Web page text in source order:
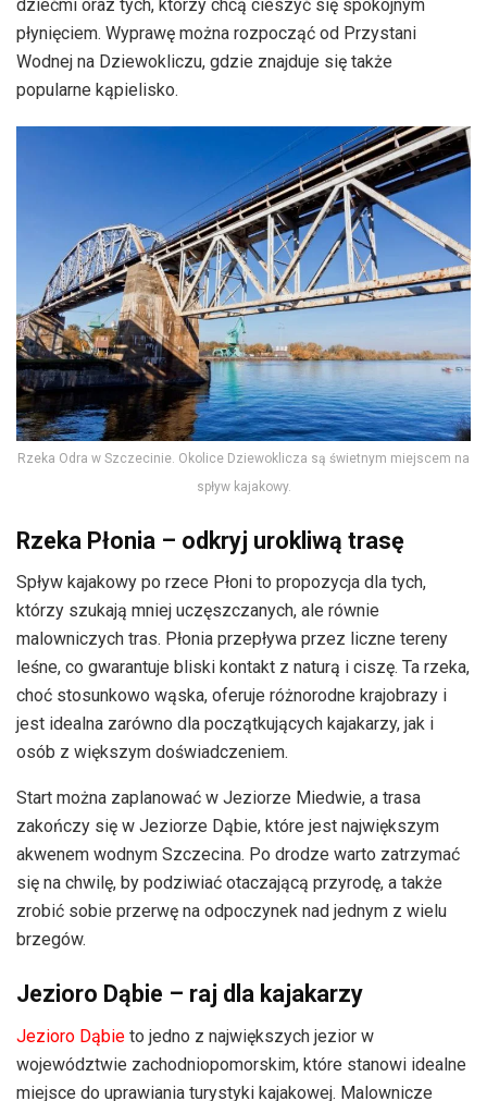
dziećmi oraz tych, którzy chcą cieszyć się spokojnym
płynięciem. Wyprawę można rozpocząć od Przystani
Wodnej na Dziewokliczu, gdzie znajduje się także
popularne kąpielisko.
Rzeka Odra w Szczecinie. Okolice Dziewoklicza są świetnym miejscem na
spływ kajakowy.
Rzeka Płonia – odkryj urokliwą trasę
Spływ kajakowy po rzece Płoni to propozycja dla tych,
którzy szukają mniej uczęszczanych, ale równie
malowniczych tras. Płonia przepływa przez liczne tereny
leśne, co gwarantuje bliski kontakt z naturą i ciszę. Ta rzeka,
choć stosunkowo wąska, oferuje różnorodne krajobrazy i
jest idealna zarówno dla początkujących kajakarzy, jak i
osób z większym doświadczeniem.
Start można zaplanować w Jeziorze Miedwie, a trasa
zakończy się w Jeziorze Dąbie, które jest największym
akwenem wodnym Szczecina. Po drodze warto zatrzymać
się na chwilę, by podziwiać otaczającą przyrodę, a także
zrobić sobie przerwę na odpoczynek nad jednym z wielu
brzegów.
Jezioro Dąbie – raj dla kajakarzy
Jezioro Dąbie to jedno z największych jezior w
województwie zachodniopomorskim, które stanowi idealne
miejsce do uprawiania turystyki kajakowej. Malownicze